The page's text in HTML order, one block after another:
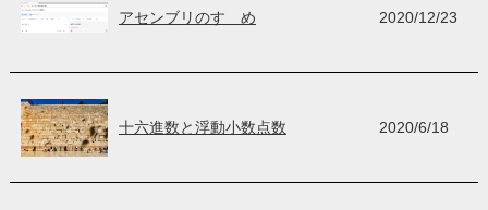
アセンブリのすゝめ 2020/12/23
十六進数と浮動小数点数 2020/6/18